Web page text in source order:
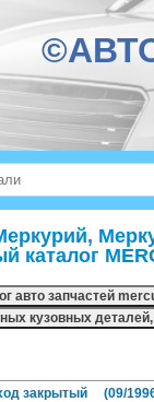
каталог
закрытый (09/